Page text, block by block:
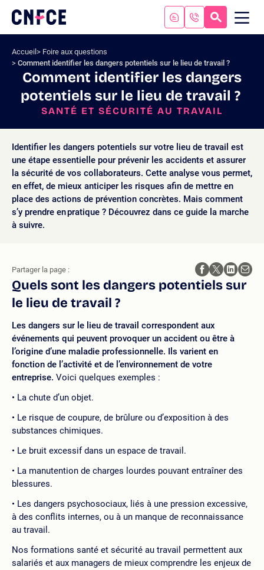
contenu
Logo
site
Accueil
Foire aux questions
Comment identifier les dangers potentiels sur le lieu de travail ?
Comment identifier les dangers
potentiels sur le lieu de travail ?
SANTÉ ET SÉCURITÉ AU TRAVAIL
Identifier les dangers potentiels sur votre lieu de travail est
une étape essentielle pour prévenir les accidents et assurer
la sécurité de vos collaborateurs. Cette analyse vous permet,
en effet, de mieux anticiper les risques afin de mettre en
place des actions de prévention concrètes. Mais comment
s’y prendre en pratique ? Découvrez dans ce guide la marche
à suivre.
Quels sont les dangers potentiels sur
le lieu de travail ?
Les dangers sur le lieu de travail correspondent aux
événements qui peuvent provoquer un accident ou être à
l’origine d’une maladie professionnelle. Ils varient en
fonction de l’activité et de l’environnement de votre
entreprise. Voici quelques exemples :
La chute d’un objet.
Le risque de coupure, de brûlure ou d’exposition à des
substances chimiques.
Le bruit excessif dans un espace de travail.
La manutention de charges lourdes pouvant entraîner des
blessures.
Les dangers psychosociaux, liés à une pression excessive,
à des conflits internes, ou à un manque de reconnaissance
au travail.
Nos formations santé et sécurité au travail permettent aux
salariés et aux managers de mieux comprendre les enjeux de
Partager la page :